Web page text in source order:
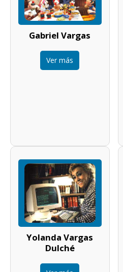
Gabriel Vargas
Ver más
Yolanda Vargas
Dulché